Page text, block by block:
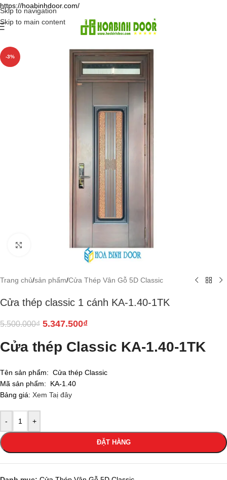
https://hoabinhdoor.com/
Skip to navigation
Skip to main content
-3%
Click to enlarge
Trang chủ/sản phẩm/Cửa Thép Vân Gỗ 5D Classic
Cửa thép classic 1 cánh KA-1.40-1TK
5.500.000₫ 5.347.500₫
Cửa thép Classic KA-1.40-1TK
Tên sản phẩm: Cửa thép Classic
Mã sản phẩm: KA-1.40
Bảng giá: Xem Taị đây
- +
ĐẶT HÀNG